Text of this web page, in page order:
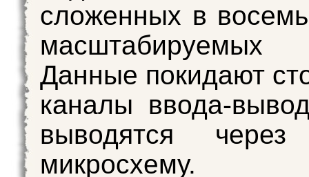
сложенных в
Данные покидают
каналы ввода-
выводятся через
микросхему.